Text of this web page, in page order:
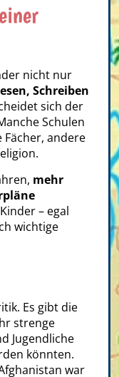
nicht nur
Schreiben
sich der
Schulen
andere
mehr
– egal
wichtige
Es gibt die
strenge
Jugendliche
könnten.
war